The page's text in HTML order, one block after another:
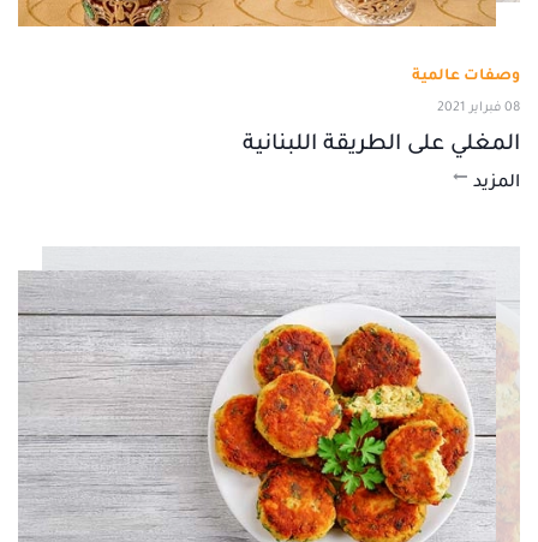
وصفات عالمية
08 فبراير 2021
المغلي على الطريقة اللبنانية
المزيد